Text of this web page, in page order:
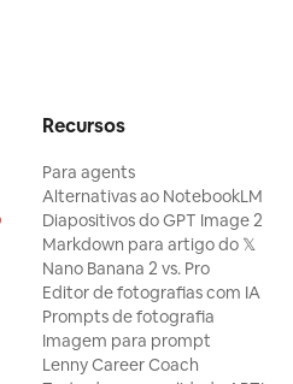
Recursos
Para agents
Alternativas ao NotebookLM
Diapositivos do GPT Image 2
Markdown para artigo do 𝕏
Nano Banana 2 vs. Pro
Editor de fotografias com IA
Prompts de fotografia
Imagem para prompt
Lenny Career Coach